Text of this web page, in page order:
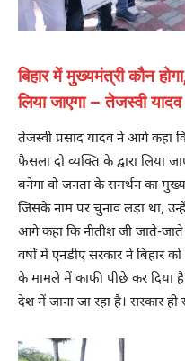
बिहार में मुख्यमंत्री कौन
लिया जाएगा – तेजस्वी यादव
तेजस्वी प्रसाद यादव ने आगे कहा
फैसला दो व्यक्ति के द्वारा लिया
बनेगा वो जनता के समर्थन का
जिसके नाम पर चुनाव लड़ा था,
आगे कहा कि नीतीश जी जाते-जाते
वर्षों में एनडीए सरकार ने बिहार
के मामले में काफी पीछे कर दिया
देश में जाना जा रहा है। सरकार